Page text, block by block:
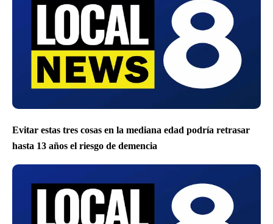
Evitar estas tres cosas en la mediana edad podría retrasar
hasta 13 años el riesgo de demencia